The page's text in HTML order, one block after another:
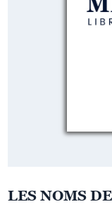
LES NOMS